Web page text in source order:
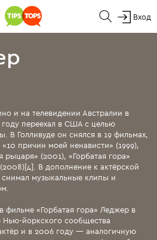
Вход
и на телевидении Австралии в
году переехал в США с целью
В Голливуде он снялся в 19 фильмах,
причин моей ненависти» (1999),
(2001), «Горбатая гора»
В дополнение к актёрской
музыкальные клипы и
фильме «Горбатая гора» Леджер в
йоркского сообщества
и в 2006 году — аналогичную